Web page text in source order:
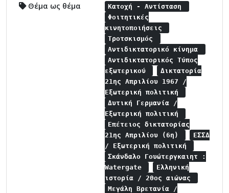
Θέμα ως θέμα
Κατοχή - Αντίσταση
Φοιτητικές
κινητοποιήσεις
Τροτσκισμός
Αντιδικτατορικό κίνημα
Αντιδικτατορικός Τύπος
εξωτερικού
Δικτατορία
21ης Απριλίου 1967 /
Εξωτερική πολιτική
Δυτική Γερμανία /
Εξωτερική πολιτική
Επέτειος δικτατορίας
21ης Απριλίου (6η)
ΕΣΣΔ
/ Εξωτερική πολιτική
Σκάνδαλο Γουώτεργκαιητ :
Watergate
Ελληνική
ιστορία / 20ος αιώνας
Μεγάλη Βρετανία /